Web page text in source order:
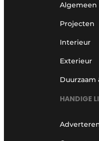
Algemeen
Projecten
Interieur
Exterieur
Duurzaam
HANDIGE